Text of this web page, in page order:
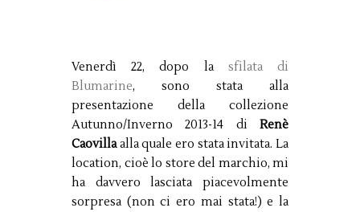
Venerdì 22, dopo la sfilata di
Blumarine, sono stata alla
presentazione della collezione
Autunno/Inverno 2013-14 di Renè
Caovillaalla quale ero stata invitata. La
location, cioè lo store del marchio, mi
ha davvero lasciata piacevolmente
sorpresa (non ci ero mai stata!) e la